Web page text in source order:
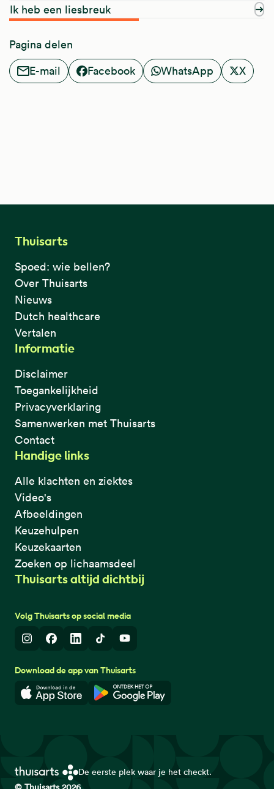
Ik heb een liesbreuk
Pagina delen
E-mail
Facebook WhatsApp X
Thuisarts
Spoed: wie bellen?
Over Thuisarts
Nieuws
Dutch healthcare
Vertalen
Informatie
Disclaimer
Toegankelijkheid
Privacyverklaring
Samenwerken met Thuisarts
Contact
Handige links
Alle klachten en ziektes
Video's
Afbeeldingen
Keuzehulpen
Keuzekaarten
Zoeken op lichaamsdeel
Thuisarts altijd dichtbij
Volg Thuisarts op social media
InstagramFacebook
LinkedInTikTokYoutube
Download de app van Thuisarts
Download in de App StoreDownload in de Google Play
De eerste plek waar je het checkt.